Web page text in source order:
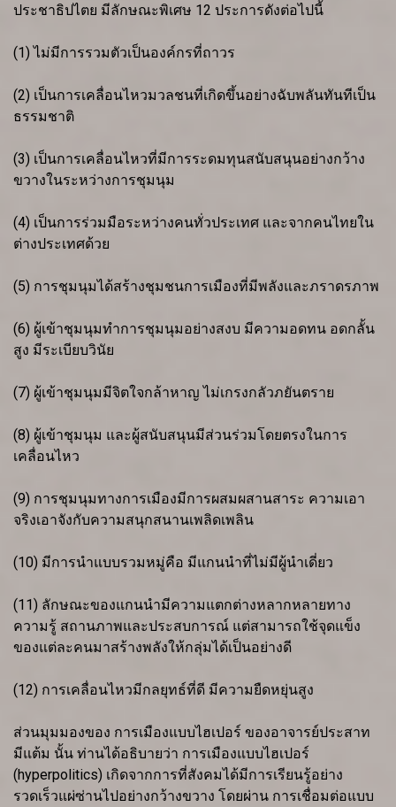
ประชาธิปไตย มีลักษณะพิเศษ 12 ประการดังต่อไปนี้
(1) ไม่มีการรวมตัวเป็นองค์กรที่ถาวร
(2) เป็นการเคลื่อนไหวมวลชนที่เกิดขึ้นอย่างฉับพลันทันทีเป็น
ธรรมชาติ
(3) เป็นการเคลื่อนไหวที่มีการระดมทุนสนับสนุนอย่างกว้าง
ขวางในระหว่างการชุมนุม
(4) เป็นการร่วมมือระหว่างคนทั่วประเทศ และจากคนไทยใน
ต่างประเทศด้วย
(5) การชุมนุมได้สร้างชุมชนการเมืองที่มีพลังและภราดรภาพ
(6) ผู้เข้าชุมนุมทำการชุมนุมอย่างสงบ มีความอดทน อดกลั้น
สูง มีระเบียบวินัย
(7) ผู้เข้าชุมนุมมีจิตใจกล้าหาญ ไม่เกรงกลัวภยันตราย
(8) ผู้เข้าชุมนุม และผู้สนับสนุนมีส่วนร่วมโดยตรงในการ
เคลื่อนไหว
(9) การชุมนุมทางการเมืองมีการผสมผสานสาระ ความเอา
จริงเอาจังกับความสนุกสนานเพลิดเพลิน
(10) มีการนำแบบรวมหมู่คือ มีแกนนำที่ไม่มีผู้นำเดี่ยว
(11) ลักษณะของแกนนำมีความแตกต่างหลากหลายทาง
ความรู้ สถานภาพและประสบการณ์ แต่สามารถใช้จุดแข็ง
ของแต่ละคนมาสร้างพลังให้กลุ่มได้เป็นอย่างดี
(12) การเคลื่อนไหวมีกลยุทธ์ที่ดี มีความยืดหยุ่นสูง
ส่วนมุมมองของ การเมืองแบบไฮเปอร์ ของอาจารย์ประสาท
มีแต้ม นั้น ท่านได้อธิบายว่า การเมืองแบบไฮเปอร์
(hyperpolitics) เกิดจากการที่สังคมได้มีการเรียนรู้อย่าง
รวดเร็วแผ่ซ่านไปอย่างกว้างขวาง โดยผ่าน การเชื่อมต่อแบบ